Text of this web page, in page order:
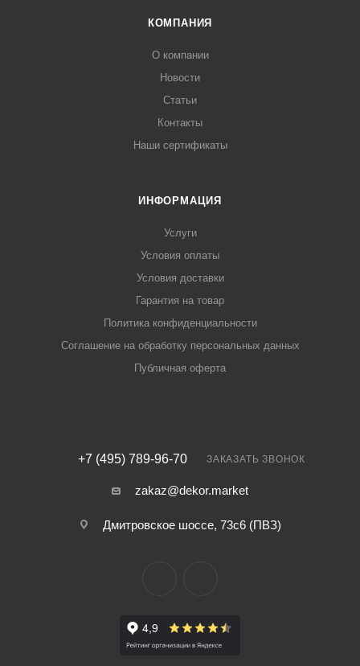
КОМПАНИЯ
О компании
Новости
Статьи
Контакты
Наши сертификаты
ИНФОРМАЦИЯ
Услуги
Условия оплаты
Условия доставки
Гарантия на товар
Политика конфиденциальности
Соглашение на обработку персональных данных
Публичная оферта
+7 (495) 789-96-70 ЗАКАЗАТЬ ЗВОНОК
zakaz@dekor.market
Дмитровское шоссе, 73с6 (ПВЗ)